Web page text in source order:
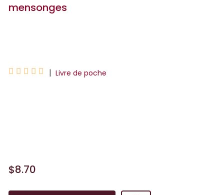
mensonges
     | Livre de poche
$8.70